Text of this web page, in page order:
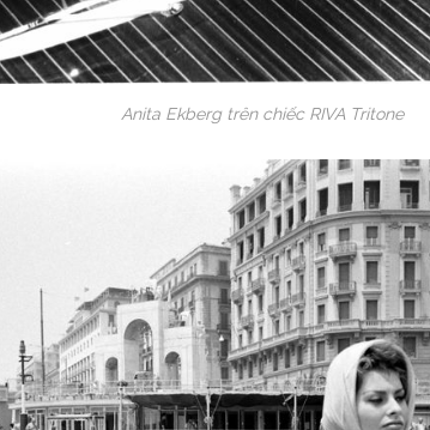
Anita Ekberg trên chiếc RIVA Tritone